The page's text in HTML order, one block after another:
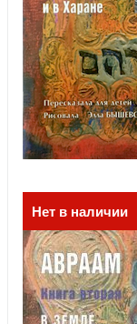
Нет в наличии